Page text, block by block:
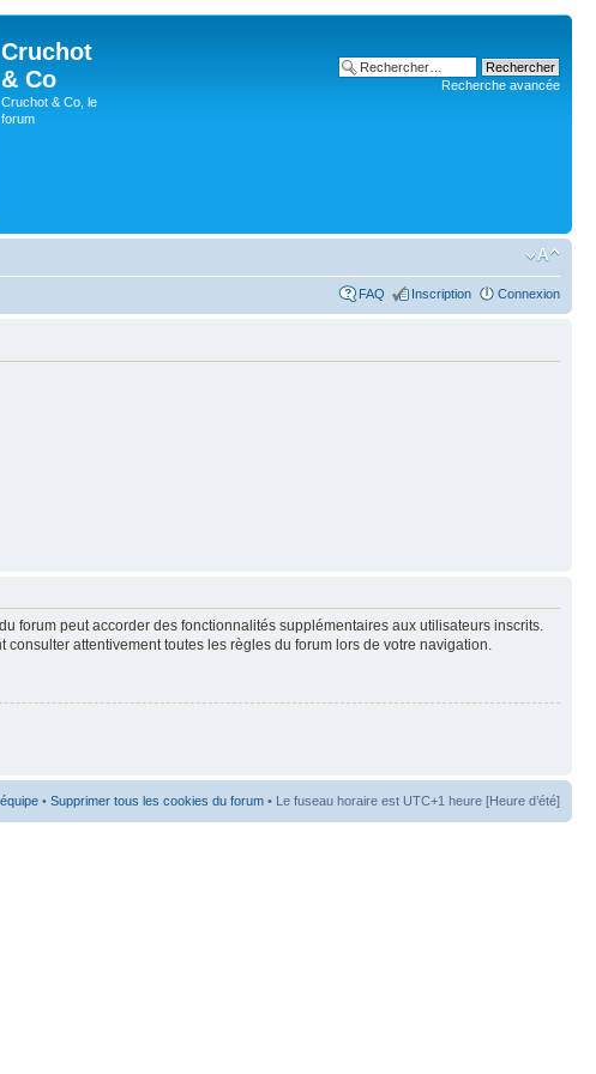
Cruchot
& Co
Cruchot & Co, le
forum
Recherche avancée
FAQ Inscription Connexion
forum peut accorder des fonctionnalités supplémentaires aux utilisateurs inscrits.
attentivement toutes les règles du forum lors de votre navigation.
• Supprimer tous les cookies du forum • Le fuseau horaire est UTC+1 heure [Heure d’été]